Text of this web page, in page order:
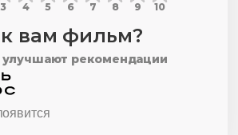
3 4 5 6 7 8 9 10
вам фильм?
рекомендации